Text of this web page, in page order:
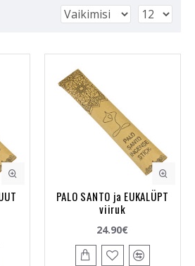
PALO SANTO ja EUKALÜPT
viiruk
24.90€